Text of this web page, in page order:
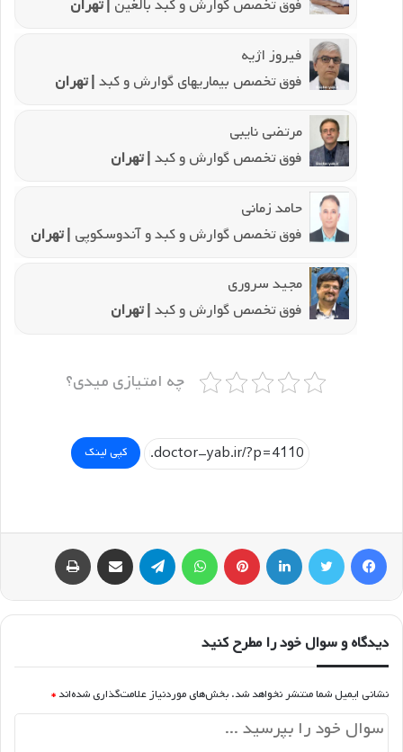
فوق تخصص گوارش و کبد بالغین | تهران
فیروز اژیه
فوق تخصص بیماریهای گوارش و کبد| تهران
مرتضی نایبی
فوق تخصص گوارش و کبد| تهران
حامد زمانی
فوق تخصص گوارش و کبد و آندوسکوپی | تهران
مجید سروری
فوق تخصص گوارش و کبد| تهران
چه امتیازی میدی؟
کپی لینک
فیسبوک توییتر لینکداین پینتریست تلگرام اشتراک گذاری با ایمیل
دیدگاه و سوال خود را مطرح کنید
نشانی ایمیل شما منتشر نخواهد شد. بخش‌های موردنیاز علامت‌گذاری شده‌اند *